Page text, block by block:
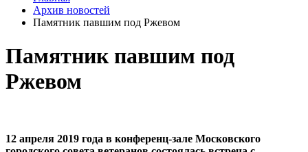
Архив новостей
Памятник павшим под Ржевом
Памятник павшим под
Ржевом
12 апреля 2019 года в конференц-зале Московского